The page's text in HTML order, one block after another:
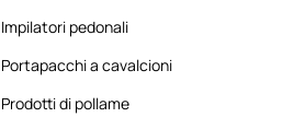
Impilatori pedonali
Portapacchi a cavalcioni
Prodotti di pollame